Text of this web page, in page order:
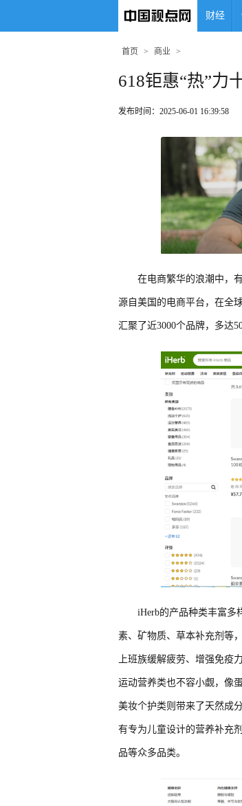
财经
首页 > 商业 >
618钜惠“热”力
发布时间：2025-06-01
在电商繁华的浪潮中，
源自美国的电商平台，在全
汇聚了近3000个品牌，多达
iHerb的产品种类丰富多
素、矿物质、草本补充剂等
上班族缓解疲劳、增强免疫
运动营养类也不容小觑，像
美妆个护类则带来了天然成
有专为儿童设计的营养补充
品等众多品类。